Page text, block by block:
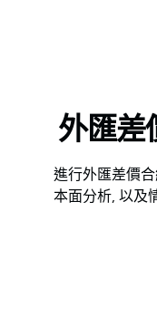
外匯差
進行外匯差價
本面分析, 以及